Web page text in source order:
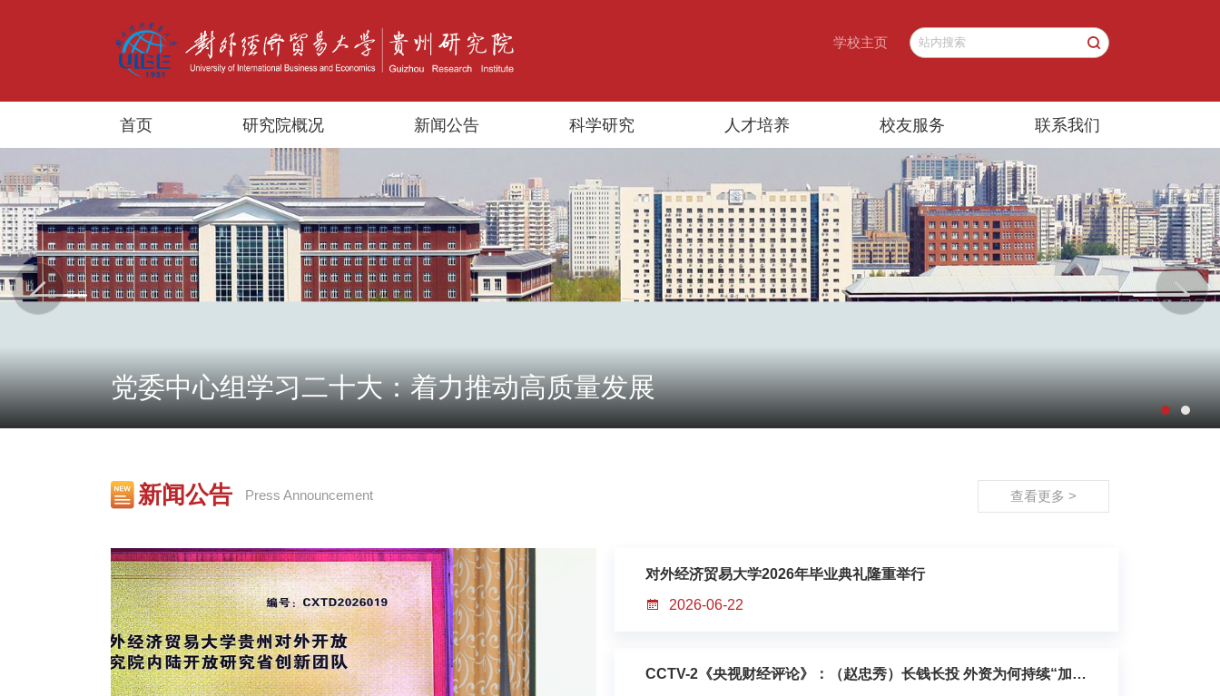
学校主页
首页 研究院概况 新闻公告 科学研究 人才培养 校友服务 联系我们
Previous
党委中心组学习二十大：着力推动高质量发展
贸大举行系列活动欢度国庆节、喜迎二十大
Next
查看更多 >
新闻公告 Press Announcement
对外经济贸易大学2026年毕业典礼隆重举行
2026-06-22
CCTV-2《央视财经评论》：（赵忠秀）长钱长投 外资为何持续“加仓”中国